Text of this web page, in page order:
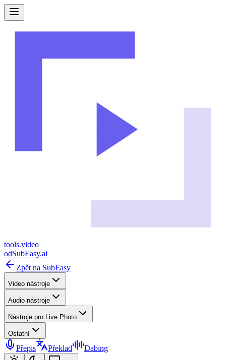
tools.video
odSubEasy.ai
Zpět na SubEasy
Video nástroje
Audio nástroje
Nástroje pro Live Photo
Ostatní
Přepis Překlad Dabing